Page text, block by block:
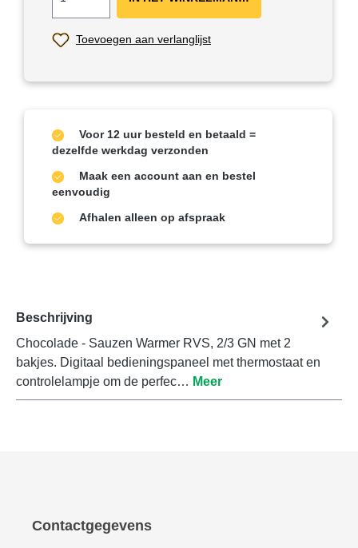
Toevoegen aan verlanglijst
Voor 12 uur besteld en betaald =
dezelfde werkdag verzonden
Maak een account aan en bestel
eenvoudig
Afhalen alleen op afspraak
Beschrijving
Chocolade - Sauzen Warmer RVS, 2/3 GN met 2
bakjes. Digitaal bedieningspaneel met thermostaat en
controlelampje om de perfec… Meer
Contactgegevens